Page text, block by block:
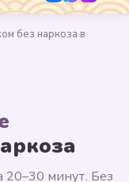
без наркоза в
20–30 минут. Без